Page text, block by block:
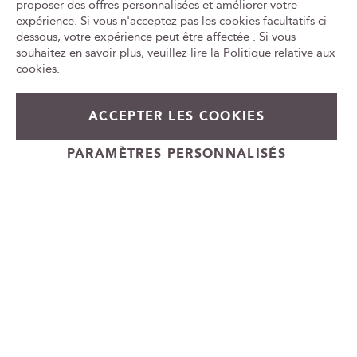
o
n
à
n
o
L'ABUS D'ALCOOL EST DANGEREUX POUR LA SANTÉ, À
CONSOMMER AVEC MODÉRATION
Cadeauvin.fr - © Copyright 2024 - Tous droits réservés
proposer des offres personnalisées et améliorer votre
expérience. Si vous n'acceptez pas les cookies facultatifs ci -
dessous, votre expérience peut être affectée . Si vous
souhaitez en savoir plus, veuillez lire la Politique relative aux
cookies.
ACCEPTER LES COOKIES
PARAMÈTRES PERSONNALISÉS